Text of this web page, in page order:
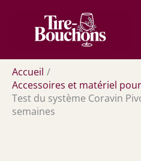
contenu
Accueil
Accessoires et matériel
Test du système Coravin
semaines